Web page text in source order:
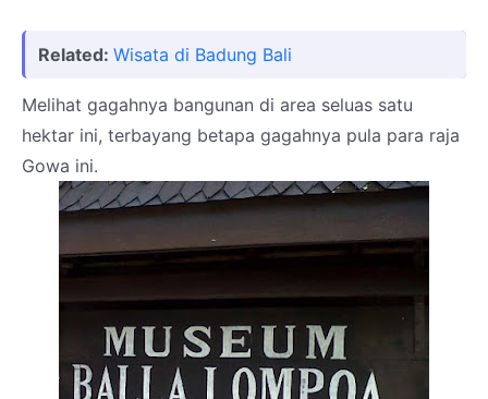
Related: Wisata di Badung Bali
Melihat gagahnya bangunan di area seluas satu
hektar ini, terbayang betapa gagahnya pula para raja
Gowa ini.